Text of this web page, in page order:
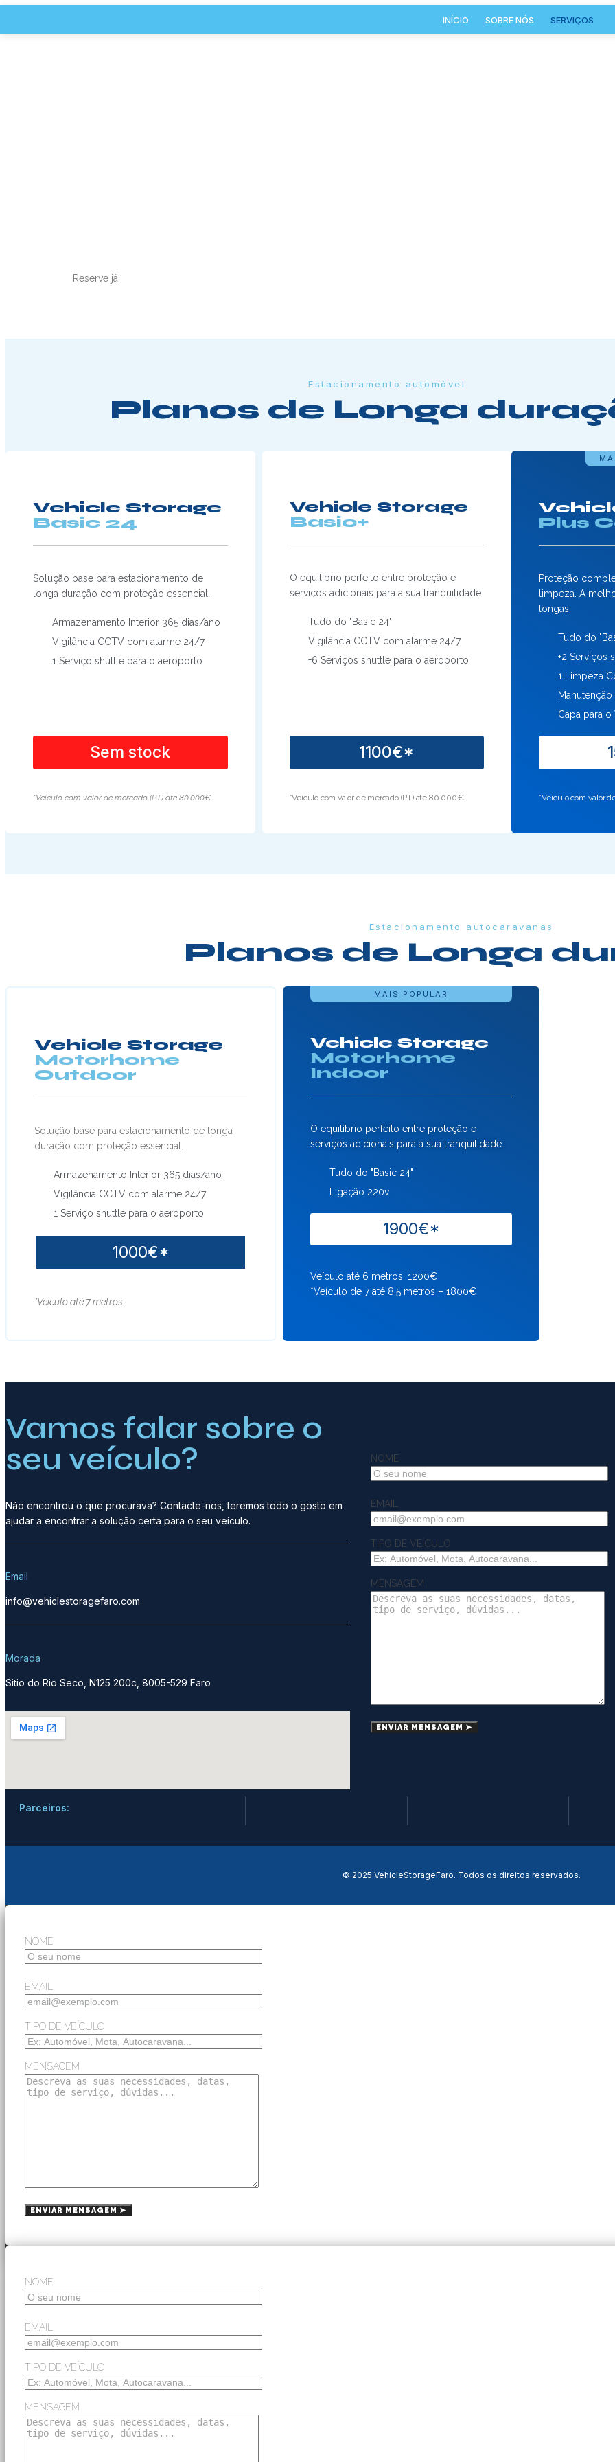
INÍCIO SOBRE NÓS SERVIÇOS
Reserve já!
Estacionamento automóvel
Planos de Longa
Vehicle Storage
Basic 24
Solução base para estacionamento de
longa duração com proteção essencial.
Armazenamento Interior 365 dias/ano
Vigilância CCTV com alarme 24/7
1 Serviço shuttle para o aeroporto
Sem stock
*Veículo com valor de mercado (PT) até 80.000€.
Vehicle Storage
Basic+
O equilíbrio perfeito entre proteção e
serviços adicionais para a sua tranquilidade.
Tudo do "Basic 24"
Vigilância CCTV com alarme 24/7
+6 Serviços shuttle para o aeroporto
1100€*
*Veículo com valor de mercado (PT) até 80.000€
Plus
Proteção
limpeza. A
longas.
Tudo do
+2 Serviços
1 Limpeza
Manutenção
Capa para o
*Veículo com valor
Estacionamento autocaravanas
Planos de Longa
Vehicle Storage
Motorhome
Outdoor
Solução base para estacionamento de longa
duração com proteção essencial.
Armazenamento Interior 365 dias/ano
Vigilância CCTV com alarme 24/7
1 Serviço shuttle para o aeroporto
1000€*
*Veículo até 7 metros.
MAIS POPULAR
Vehicle Storage
Motorhome
Indoor
O equilíbrio perfeito entre proteção e
serviços adicionais para a sua tranquilidade.
Tudo do "Basic 24"
Ligação 220v
1900€*
Veículo até 6 metros. 1200€
*Veículo de 7 até 8,5 metros – 1800€
Vamos falar sobre o
seu veículo?
Não encontrou o que procurava? Contacte-nos, teremos todo o gosto em
ajudar a encontrar a solução certa para o seu veículo.
Email
info@vehiclestoragefaro.com
Morada
Sitio do Rio Seco, N125 200c, 8005-529 Faro
NOME
EMAIL
TIPO DE VEÍCULO
MENSAGEM
Parceiros:
© 2025 VehicleStorageFaro. Todos os direitos reservados.
NOME
EMAIL
TIPO DE VEÍCULO
MENSAGEM
NOME
EMAIL
TIPO DE VEÍCULO
MENSAGEM